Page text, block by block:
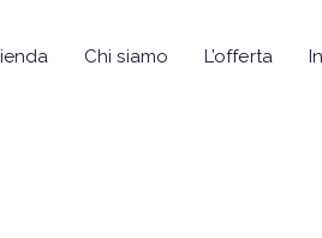
Chi siamo L’offerta